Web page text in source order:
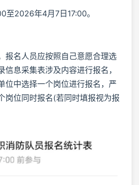
至2026年4月7日17:00。
报名人员应按照自己意愿合理选
信息采集表涉及内容进行报名，
位中选择一个岗位进行报名，严
岗位同时报名(若同时填报视为报